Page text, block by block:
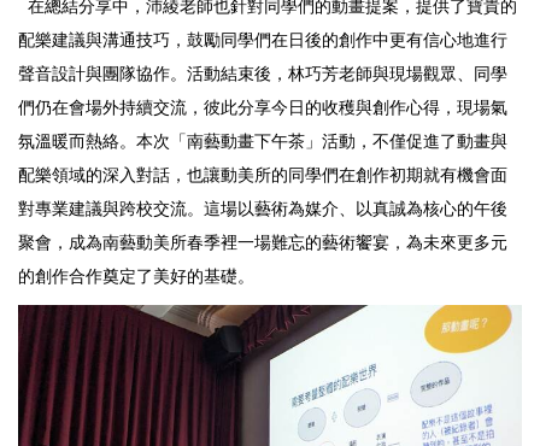
在總結分享中，沛綾老師也針對同學們的動畫提案，提供了寶貴的
配樂建議與溝通技巧，鼓勵同學們在日後的創作中更有信心地進行
聲音設計與團隊協作。活動結束後，林巧芳老師與現場觀眾、同學
們仍在會場外持續交流，彼此分享今日的收穫與創作心得，現場氣
氛溫暖而熱絡。本次「南藝動畫下午茶」活動，不僅促進了動畫與
配樂領域的深入對話，也讓動美所的同學們在創作初期就有機會面
對專業建議與跨校交流。這場以藝術為媒介、以真誠為核心的午後
聚會，成為南藝動美所春季裡一場難忘的藝術饗宴，為未來更多元
的創作合作奠定了美好的基礎。